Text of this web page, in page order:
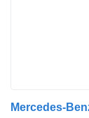
Mercedes-